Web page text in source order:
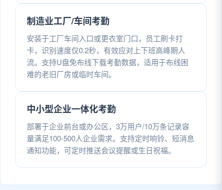
制造业工厂/车间考勤
安装于工厂车间入口或更衣室门口，员工刷卡打
卡，识别速度仅0.2秒，有效应对上下班高峰期人
流。支持U盘免布线下载考勤数据，适用于布线困
难的老旧厂房或临时车间。
中小型企业一体化考勤
部署于企业前台或办公区，3万用户/10万条记录容
量满足100-500人企业需求。支持定时响铃、短消息
通知功能，可定时推送会议提醒或生日祝福。